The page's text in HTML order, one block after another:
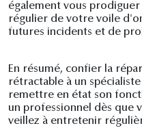
également vous
régulier de votre voile
futures incidents et de
En résumé, confier la
rétractable à un
remettre en état son
un professionnel dès que
veillez à entretenir